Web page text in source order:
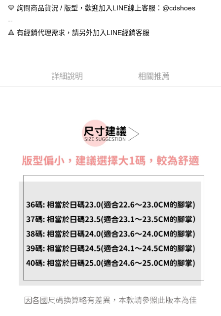
【「AFTEE先享後付」結帳流程】
１．於結帳方式選擇「AFTEE先享後付」後，將跳轉至「AFTEE先享後付」
結帳頁面，進行簡訊認證並確認金額後，即可完成結帳。
※ 請注意：結帳手續完成當下不需立刻繳費，但若您需要取消訂單，請聯絡
１．透過由恩沛科技股份有限公司提供之「AFTEE先享後付」服務完成之交
易，需依本服務之必要範圍內提供個人資料，並將交易相關給付款項請求債
權轉讓予恩沛科技股份有限公司。
４．使用「AFTEE先享後付」時，將依據個別帳號之用戶狀況，依本公司即
時審查核予不同之上限額度；若仍有額度不足之情形，本公司將視審查結果
請求用戶進行身份認證。
恩沛科技股份有限公司將有權停止該用戶之使用額度並採取法律行動。
全家取貨付款
每筆NT$60，滿NT$888(含以上)免運費
付款後全家取貨
每筆NT$60，滿NT$888(含以上)免運費
每筆NT$100，滿NT$999(含以上)免運費
💛 詢問商品貨況 / 版型，歡迎加入LINE線上客服：@cdshoes
--
🔺 有經銷代理需求，請另外加入LINE經銷客服
詳細說明 相關推薦